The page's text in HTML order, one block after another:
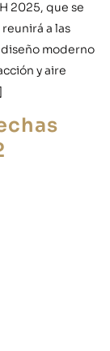
2025, que se
a las
diseño moderno
y aire